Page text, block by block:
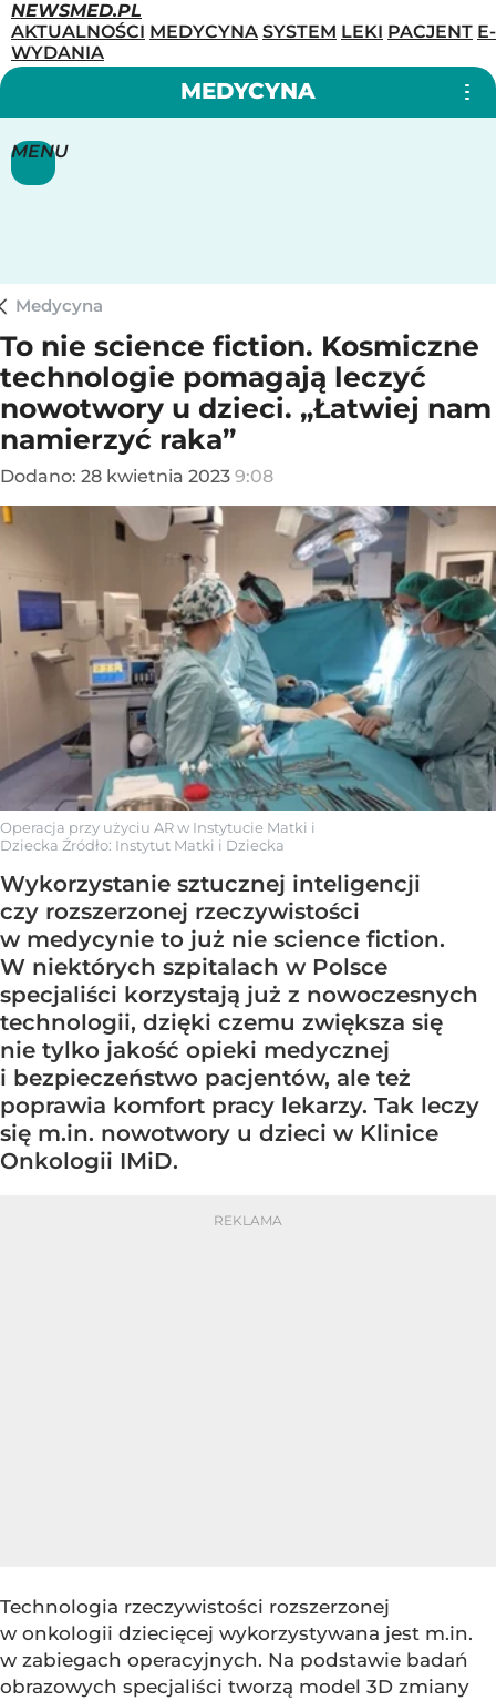
NEWSMED.PL
AKTUALNOŚCI MEDYCYNA SYSTEM LEKI PACJENT E-
WYDANIA
MENU
MEDYCYNA
Medycyna
To nie science fiction. Kosmiczne
technologie pomagają leczyć
nowotwory u dzieci. „Łatwiej nam
namierzyć raka”
Dodano: 28 kwietnia 2023 9:08
Operacja przy użyciu AR w Instytucie Matki i
Dziecka Źródło: Instytut Matki i Dziecka
Wykorzystanie sztucznej inteligencji
czy rozszerzonej rzeczywistości
w medycynie to już nie science fiction.
W niektórych szpitalach w Polsce
specjaliści korzystają już z nowoczesnych
technologii, dzięki czemu zwiększa się
nie tylko jakość opieki medycznej
i bezpieczeństwo pacjentów, ale też
poprawia komfort pracy lekarzy. Tak leczy
się m.in. nowotwory u dzieci w Klinice
Onkologii IMiD.
Technologia rzeczywistości rozszerzonej
w onkologii dziecięcej wykorzystywana jest m.in.
w zabiegach operacyjnych. Na podstawie badań
obrazowych specjaliści tworzą model 3D zmiany